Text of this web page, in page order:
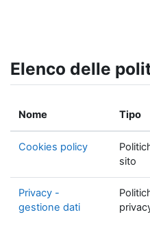
Elenco delle
Nome Tipo
Cookies policy
sito
Privacy -
gestione dati